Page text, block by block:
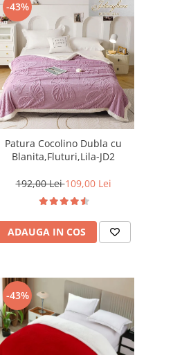
-43%
Patura Cocolino Dubla cu
Blanita,Fluturi,Lila-JD2
192,00 Lei109,00 Lei
ADAUGA IN COS
-43%